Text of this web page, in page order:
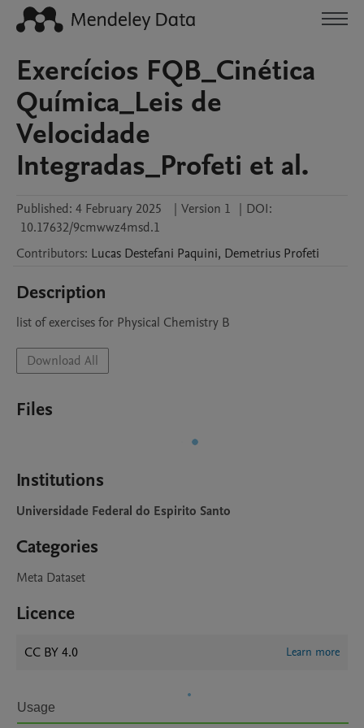
Exercícios FQB_Cinética
Química_Leis de
Velocidade
Integradas_Profeti et al.
Published: 4 February 2025 | Version 1 | DOI:
10.17632/9cmwwz4msd.1
Contributors: Lucas Destefani Paquini, Demetrius Profeti
Description
Download All
Files
Institutions
Universidade Federal do Espirito Santo
Categories
Meta Dataset
Licence
CC BY 4.0 Learn more
Usage